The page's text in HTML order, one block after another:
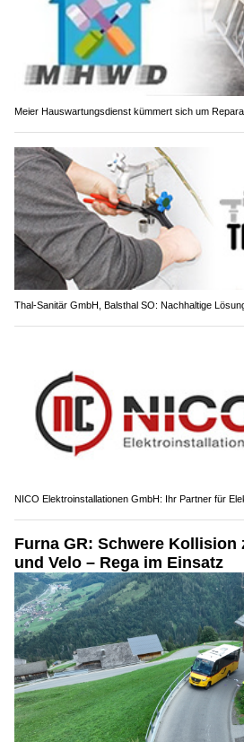
Meier Hauswartungsdienst kümmert sich um
Thal-Sanitär GmbH, Balsthal SO: Nachhaltige
NICO Elektroinstallationen GmbH: Ihr Partner für
Furna GR: Schwere Kollision
und Velo – Rega im Einsatz